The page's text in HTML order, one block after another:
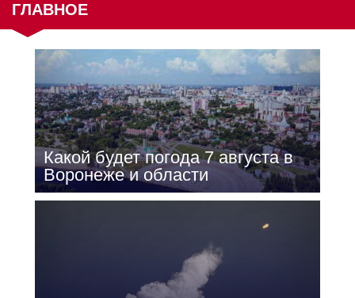
ГЛАВНОЕ
Какой будет погода 7 августа в
Воронеже и области